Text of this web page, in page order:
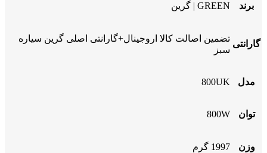
برند GREEN | گرین
گارانتی
تضمین اصالت کالا اروجینال+گارانتی اصلی گرین سیاره
سبز
مدل 800UK
توان 800W
وزن 1997 گرم